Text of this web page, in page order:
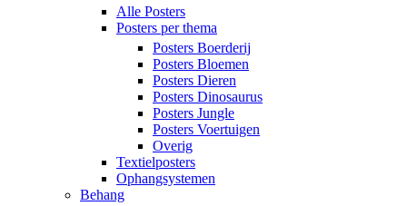
Alle Posters
Posters per thema
Posters Boerderij
Posters Bloemen
Posters Dieren
Posters Dinosaurus
Posters Jungle
Posters Voertuigen
Overig
Textielposters
Ophangsystemen
Behang